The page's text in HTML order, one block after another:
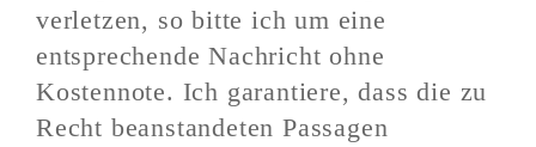
verletzen, so bitte ich um eine
entsprechende Nachricht ohne
Kostennote. Ich garantiere, dass die zu
Recht beanstandeten Passagen